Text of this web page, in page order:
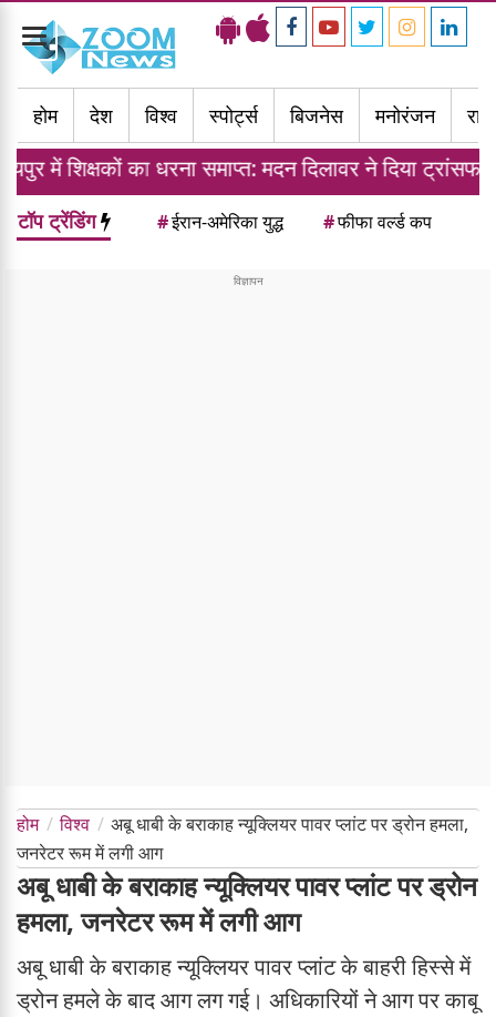
Toggle
navigation
होम
देश विश्व स्पोर्ट्स बिजनेस मनोरंजन
धरना समाप्त: मदन दिलावर ने दिया ट्रांसफर नीति का
टॉप ट्रेंडिंग #ईरान-अमेरिका युद्ध #फीफा वर्ल्ड कप
होम विश्व
अबू धाबी के बराकाह न्यूक्लियर पावर प्लांट पर ड्रोन हमला,
जनरेटर रूम में लगी आग
अबू धाबी के बराकाह न्यूक्लियर पावर प्लांट पर ड्रोन
हमला, जनरेटर रूम में लगी आग
अबू धाबी के बराकाह न्यूक्लियर पावर प्लांट के बाहरी हिस्से में
ड्रोन हमले के बाद आग लग गई। अधिकारियों ने आग पर काबू